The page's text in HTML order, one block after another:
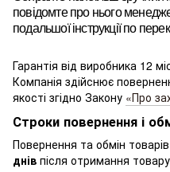
повідомте про нього
подальшої інструкції по
Гарантія від виробника 12
Компанія здійснює
якості згідно Закону «Про
Строки повернення і
Повернення та обмін
днів після отримання